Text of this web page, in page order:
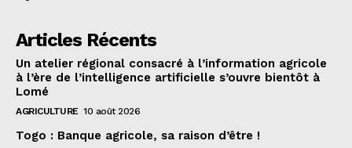
Articles Récents
Un atelier régional consacré à l’information agricole
à l’ère de l’intelligence artificielle s’ouvre bientôt à
Lomé
AGRICULTURE 10 août 2026
Togo : Banque agricole, sa raison d’être !